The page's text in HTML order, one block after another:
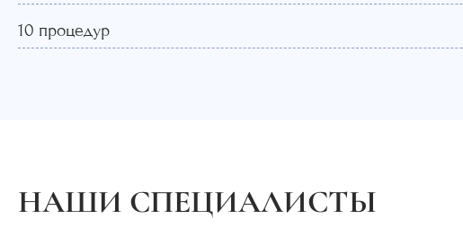
10 процедур
НАШИ СПЕЦИАЛИСТЫ